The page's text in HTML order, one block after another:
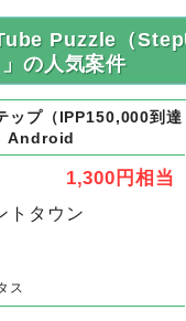
Puzzle（
の人気案件
ップ（IPP150,000到達
Android
1,300円 相当
トタウン
ス